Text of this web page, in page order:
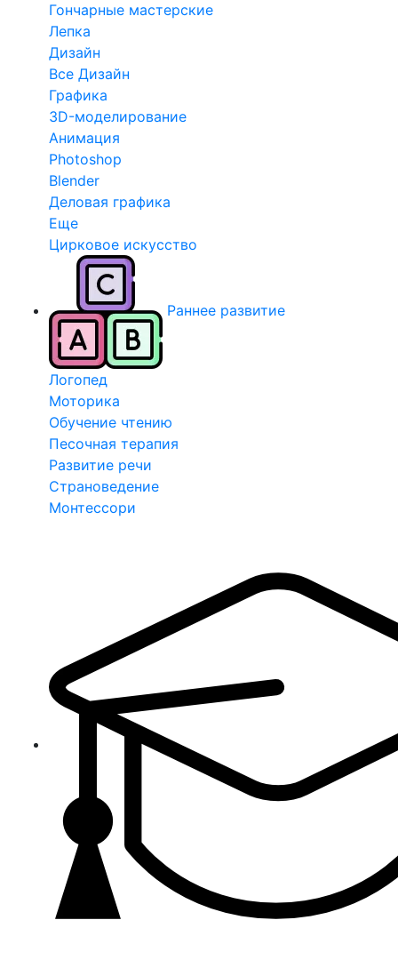
Гончарные мастерские
Лепка
Дизайн
Все Дизайн
Графика
3D-моделирование
Анимация
Photoshop
Blender
Деловая графика
Еще
Цирковое искусство
Раннее развитие
Логопед
Моторика
Обучение чтению
Песочная терапия
Развитие речи
Страноведение
Монтессори